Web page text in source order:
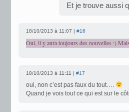
Et je trouve aussi
18/10/2013 à 11:07 | #16
Oui, il y aura toujours des nouvelles :)
18/10/2013 à 11:11 | #17
oui, non c’est pas faux du tout….
Quand je vois tout ce qui est sur le